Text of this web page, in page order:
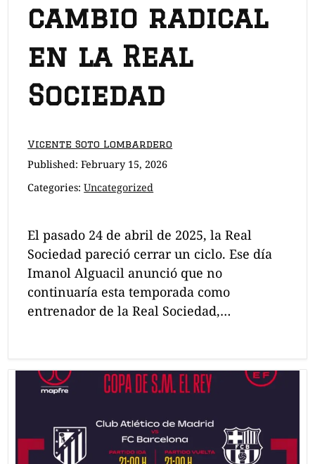
cambio radical
en la Real
Sociedad
Vicente Soto Lombardero
Published:February 15, 2026
Categories:Uncategorized
El pasado 24 de abril de 2025, la Real
Sociedad pareció cerrar un ciclo. Ese día
Imanol Alguacil anunció que no
continuaría esta temporada como
entrenador de la Real Sociedad,…